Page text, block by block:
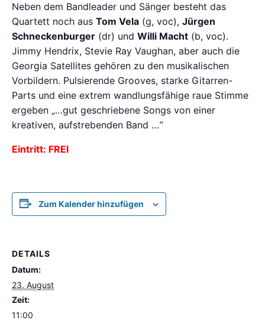
Neben dem Bandleader und Sänger besteht das
Quartett noch aus Tom Vela (g, voc), Jürgen
Schneckenburger (dr) und Willi Macht (b, voc).
Jimmy Hendrix, Stevie Ray Vaughan, aber auch die
Georgia Satellites gehören zu den musikalischen
Vorbildern. Pulsierende Grooves, starke Gitarren-
Parts und eine extrem wandlungsfähige raue Stimme
ergeben „…gut geschriebene Songs von einer
kreativen, aufstrebenden Band …”
Eintritt: FREI
Zum Kalender hinzufügen
DETAILS
Datum:
23. August
Zeit:
11:00